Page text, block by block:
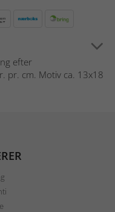
efter
pr. cm. Motiv ca. 13x18